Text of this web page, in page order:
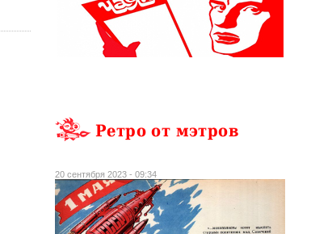
Ретро от мэтров
20 сентября 2023 - 09:34